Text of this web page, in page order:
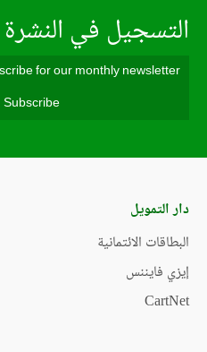
التسجيل في النشرة
دار التمويل
البطاقات الائتمانية
إيزي فايننس
CartNet